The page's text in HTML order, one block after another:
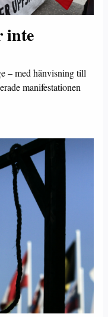
inte
– med hänvisning till
manifestationen